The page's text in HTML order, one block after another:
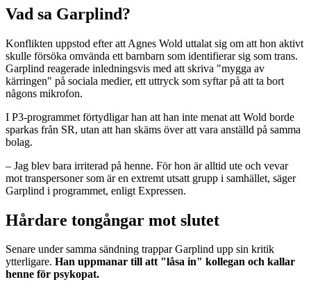
Vad sa Garplind?
Konflikten uppstod efter att Agnes Wold uttalat sig om att hon aktivt
skulle försöka omvända ett barnbarn som identifierar sig som trans.
Garplind reagerade inledningsvis med att skriva "mygga av
kärringen" på sociala medier, ett uttryck som syftar på att ta bort
någons mikrofon.
I P3-programmet förtydligar han att han inte menat att Wold borde
sparkas från SR, utan att han skäms över att vara anställd på samma
bolag.
– Jag blev bara irriterad på henne. För hon är alltid ute och vevar
mot transpersoner som är en extremt utsatt grupp i samhället, säger
Garplind i programmet, enligt Expressen.
Hårdare tongångar mot slutet
Senare under samma sändning trappar Garplind upp sin kritik
ytterligare. Han uppmanar till att "låsa in" kollegan och kallar
henne för psykopat.